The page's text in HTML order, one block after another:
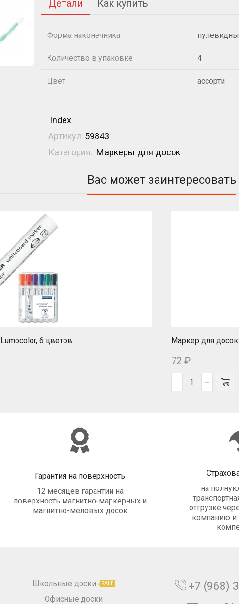
Детали Как купить
Форма наконечника
Количество в упаковке 4
Цвет ассорти
Index
Артикул: 59843
Категория: Маркеры для досок
Вас может заинтересовать
6 цветов Маркер для
72 ₽
Гарантия на поверхность
12 месяцев гарантии на
поверхность магнитно-маркерных и
магнитно-меловых досок
на
отгрузке
компанию и
Школьные доски SALE
Офисные доски
+7 (968)